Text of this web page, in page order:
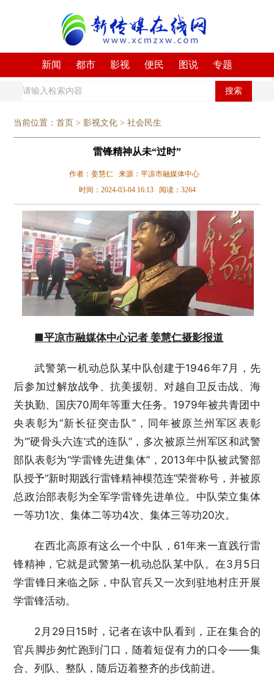
新闻 都市 影视 便民 图说 专题
搜索
当前位置：首页 >影视文化 >社会民生
雷锋精神从未“过时”
作者：姜慧仁 来源：平凉市融媒体中心
时间：2024-03-04 16:13 阅读：3264
■平凉市融媒体中心记者 姜慧仁摄影报道
武警第一机动总队某中队创建于1946年7月，先
后参加过解放战争、抗美援朝、对越自卫反击战、海
关执勤、国庆70周年等重大任务。1979年被共青团中
央表彰为“新长征突击队”，同年被原兰州军区表彰
为“‘硬骨头六连’式的连队”，多次被原兰州军区和武警
部队表彰为“学雷锋先进集体”，2013年中队被武警部
队授予“新时期践行雷锋精神模范连”荣誉称号，并被原
总政治部表彰为全军学雷锋先进单位。中队荣立集体
一等功1次、集体二等功4次、集体三等功20次。
在西北高原有这么一个中队，61年来一直践行雷
锋精神，它就是武警第一机动总队某中队。在3月5日
学雷锋日来临之际，中队官兵又一次到驻地村庄开展
学雷锋活动。
2月29日15时，记者在该中队看到，正在集合的
官兵脚步匆忙跑到门口，随着短促有力的口令——集
合、列队、整队，随后迈着整齐的步伐前进。